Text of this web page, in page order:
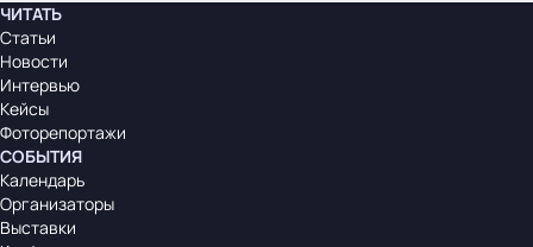
ЧИТАТЬ
Статьи
Новости
Интервью
Кейсы
Фоторепортажи
СОБЫТИЯ
Календарь
Организаторы
Выставки